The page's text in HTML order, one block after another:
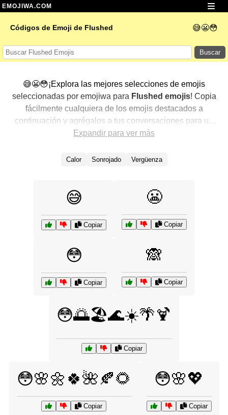
EMOJIWA.COM
Códigos de Emoji de Flushed 😅😬😳
Buscar
😅😬😳¡Explora las mejores selecciones de emojis
seleccionadas por emojiwa para Flushed emojis! Copia
fácilmente cualquiera de los emojis destacados a
continuación y agrégalos a tus conversaciones para un
toque personalizado. Hemos seleccionado una variedad
populares. ¿Buscas más? Explora otras categorías para
Expandir para ver más
Calor Sonrojado Vergüenza
😅
Copiar
😬
Copiar
😳
Copiar
🙈
Copiar
😳🌅🏖️🌊☀️🌴🍹
Copiar
😳🌸🌼🍀🌺🍂🌻
Copiar
😳🌸💖
Copiar